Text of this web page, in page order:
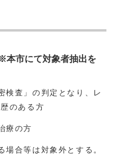
本市にて対象者抽出を
査」の判定となり、レ
のある方
療の方
合等は対象外とする。